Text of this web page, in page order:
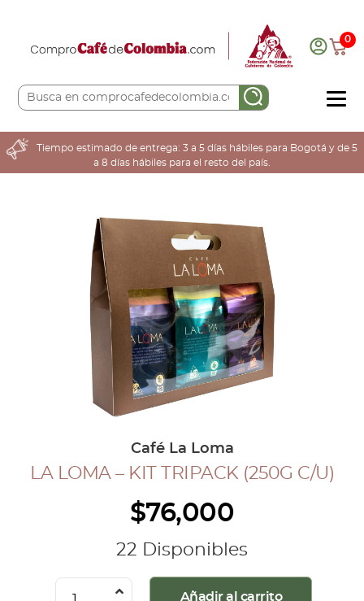
0
COMPRA AQUÍ
COLOMBIA CAFETERA
COLECCIÓN CAFETERA
INGRESAR
Cerrar Sesión
Tiempo estimado de entrega: 3 a 5 días hábiles para Bogotá y de 5
a 8 días hábiles para el resto del país.
Café La Loma
LA LOMA – KIT TRIPACK (250G C/U)
$76,000
22 Disponibles
Añadir al carrito